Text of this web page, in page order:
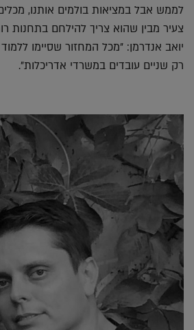
לממש אבל במציאות בולמים אותנו,
צעיר מבין שהוא צריך להילחם בתחנות
יואב אנדרמן: "מכל המחזור שסיימו
רק שניים עובדים במשרדי אדריכלות".